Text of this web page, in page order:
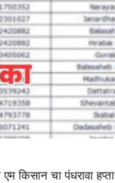
किसान चा पंधरावा हप्ता